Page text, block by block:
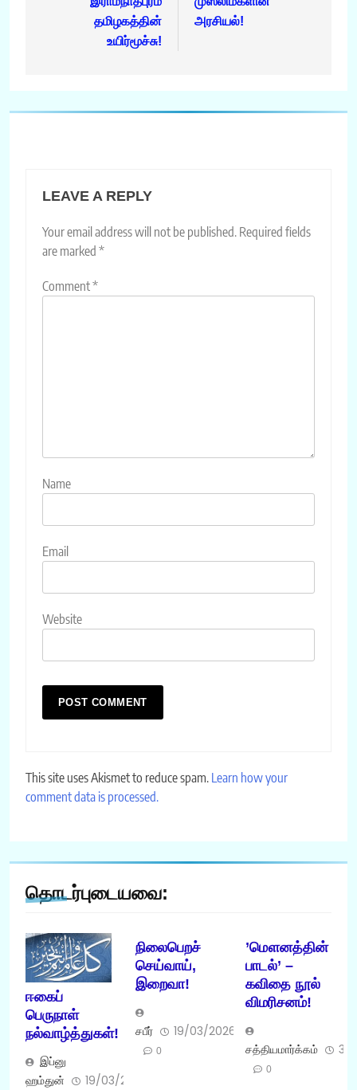
தமிழகத்தின்
உயிர்மூச்சு!
அரசியல்!
LEAVE A REPLY
Your email address will not be published. Required fields
are marked *
Comment*
Name
Email
Website
This site uses Akismet to reduce spam. Learn how your
comment data is processed.
தொடர்புடையவை:
ஈகைப்
பெருநாள்
நல்வாழ்த்துகள்!
இப்னு
ஹம்துன்
19/03/2026
நிலைபெறச்
செய்வாய்,
இறைவா!
சபீர் 19/03/2026
0
’மௌனத்தின்
பாடல்’ –
கவிதை நூல்
விமரிசனம்!
சத்தியமார்க்கம்
0